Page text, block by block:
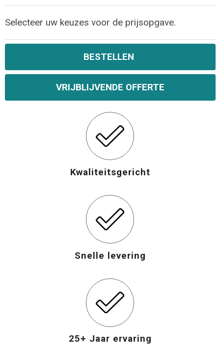
Selecteer uw keuzes voor de prijsopgave.
BESTELLEN
VRIJBLIJVENDE OFFERTE
Kwaliteitsgericht
Snelle levering
25+ Jaar ervaring